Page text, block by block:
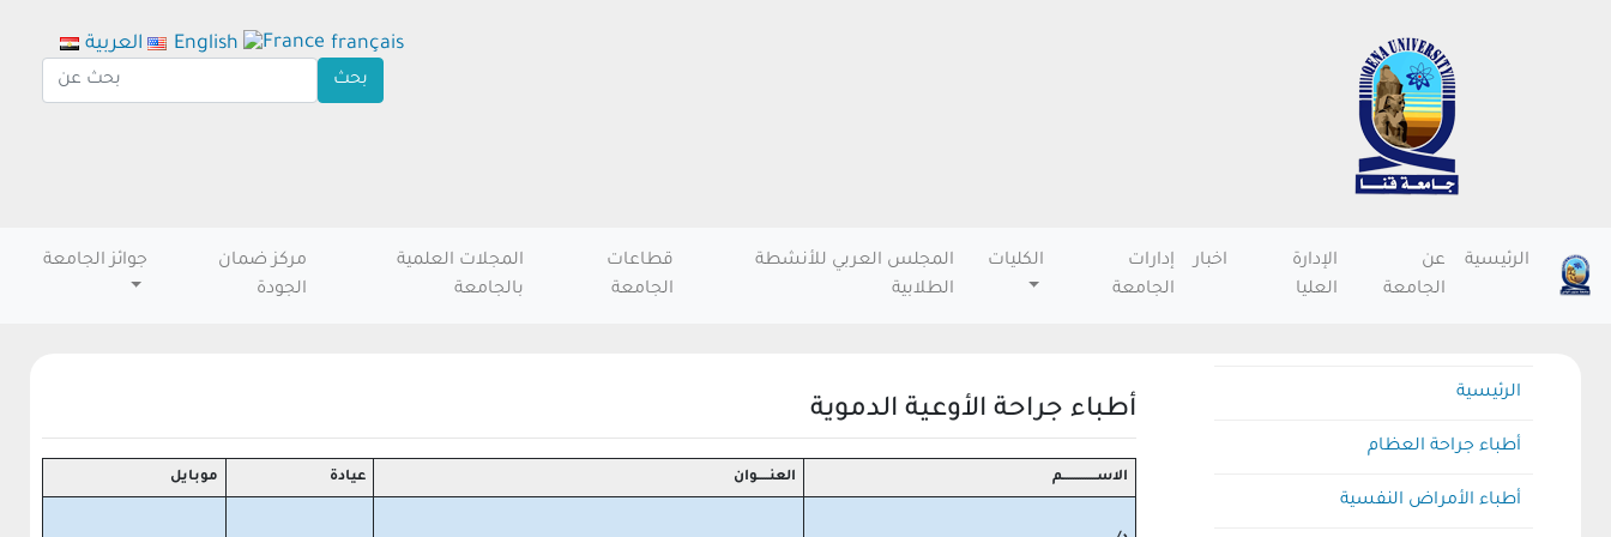
الرئيسية
عن
الجامعة
الإدارة
العليا
اخبار
إدارات
الجامعة
الكليات
المجلس العربي للأنشطة
الطلابية
قطاعات
الجامعة
المجلات العلمية
بالجامعة
مركز ضمان
الجودة
جوائز الجامعة
الرئيسية
أطباء جراحة العظام
أطباء الأمراض النفسية
أطباء جراحة الأوعية الدموية
الاســــــــــــــم العنـــــوان عيادة موبايل
العربية English français